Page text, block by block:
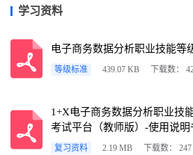
学习资料
电子商务数据分析职业技能等
等级标准 439.07 KB 下载数：
1+X电子商务数据分析职业技
考试平台（教师版）-使用说明
复习资料 2.19 MB 下载数： 247